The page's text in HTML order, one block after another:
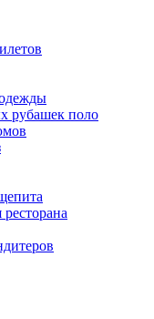
рубашек поло